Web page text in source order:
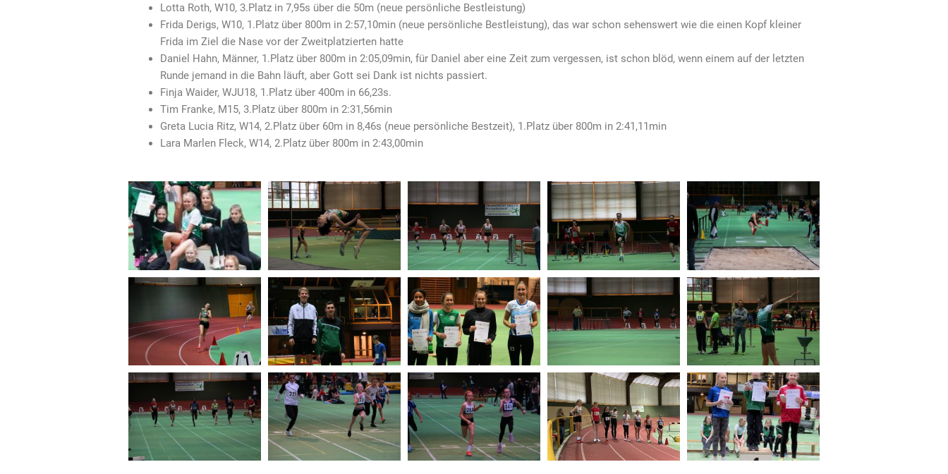
Lotta Roth, W10, 3.Platz in 7,95s über die 50m (neue persönliche Bestleistung)
Frida Derigs, W10, 1.Platz über 800m in 2:57,10min (neue persönliche Bestleistung), das war schon sehenswert wie die einen Kopf kleiner
Frida im Ziel die Nase vor der Zweitplatzierten hatte
Daniel Hahn, Männer, 1.Platz über 800m in 2:05,09min, für Daniel aber eine Zeit zum vergessen, ist schon blöd, wenn einem auf der letzten
Runde jemand in die Bahn läuft, aber Gott sei Dank ist nichts passiert.
Finja Waider, WJU18, 1.Platz über 400m in 66,23s.
Tim Franke, M15, 3.Platz über 800m in 2:31,56min
Greta Lucia Ritz, W14, 2.Platz über 60m in 8,46s (neue persönliche Bestzeit), 1.Platz über 800m in 2:41,11min
Lara Marlen Fleck, W14, 2.Platz über 800m in 2:43,00min